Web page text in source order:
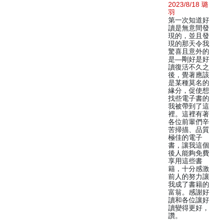
2023/8/18 璐
羽
第一次知道好
讀是無意間發
現的，並且發
現的那天令我
驚喜且意外的
是—剛好是好
讀復活不久之
後，覺著應該
是某種莫名的
緣分，促使想
找些電子書的
我被帶到了這
裡。這裡有著
各位前輩們辛
苦掃描、品質
極佳的電子
書，讓我這個
後人能夠免費
享用這些書
籍，十分感激
前人的努力讓
我成了書籍的
富翁。感謝好
讀和各位讓好
讀變得更好，
讚。